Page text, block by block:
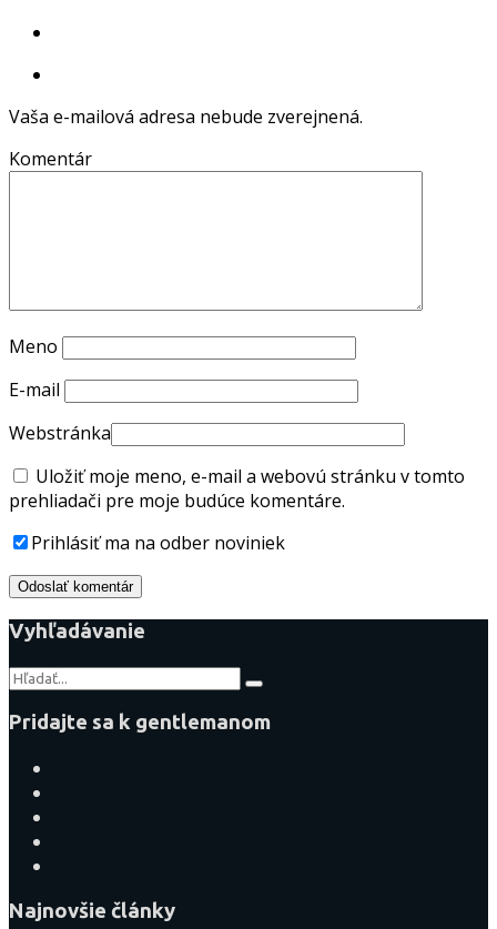
Vaša e-mailová adresa nebude zverejnená.
Komentár
Meno
E-mail
Webstránka
Uložiť moje meno, e-mail a webovú stránku v tomto
prehliadači pre moje budúce komentáre.
Prihlásiť ma na odber noviniek
Vyhľadávanie
Pridajte sa k gentlemanom
Najnovšie články